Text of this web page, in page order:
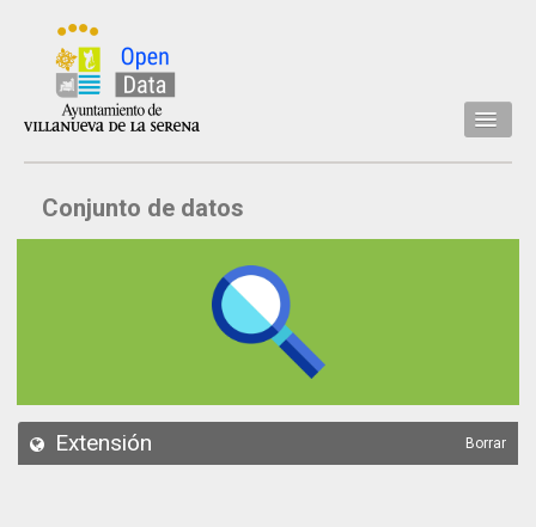
Inicio
Datos
API
Conjunto de datos
Extensión Borrar